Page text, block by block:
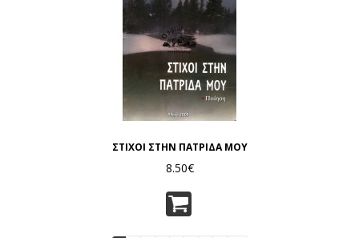
ΣΤΙΧΟΙ ΣΤΗΝ ΠΑΤΡΙΔΑ ΜΟΥ
8.50€